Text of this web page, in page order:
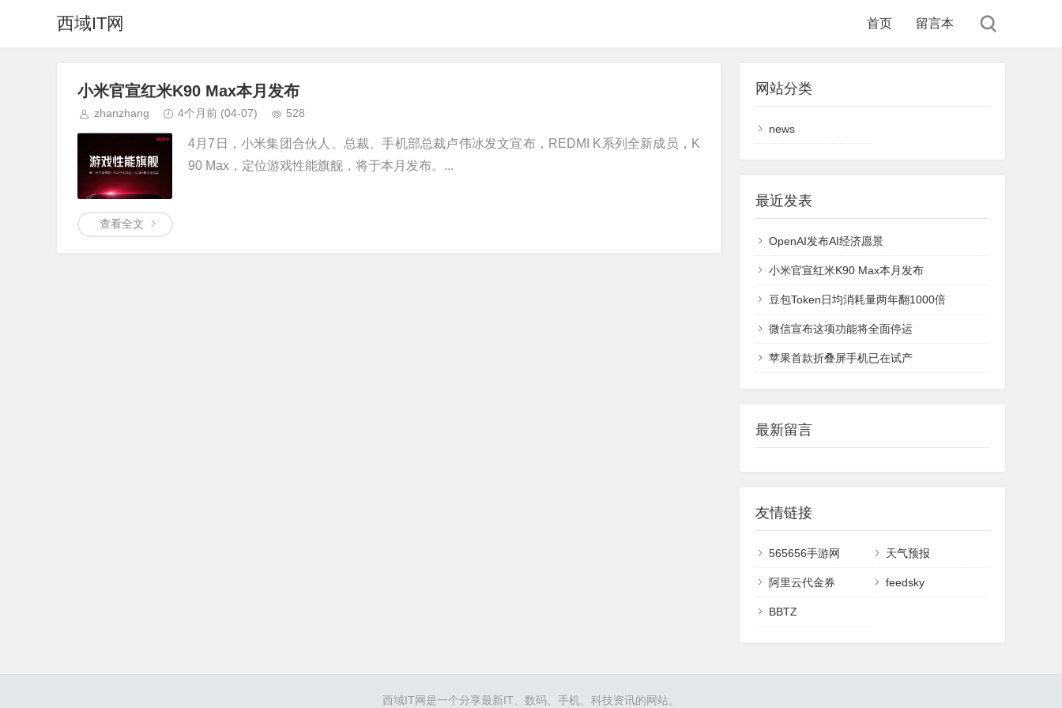
西域IT网 首页 留言本
小米官宣红米K90 Max本月发布
zhanzhang 4个月前 (04-07) 528
4月7日，小米集团合伙人、总裁、手机部总裁卢伟冰发文宣布，REDMI K系列全新成员，K
90 Max，定位游戏性能旗舰，将于本月发布。...
查看全文
网站分类
news
最近发表
OpenAI发布AI经济愿景
小米官宣红米K90 Max本月发布
豆包Token日均消耗量两年翻1000倍
微信宣布这项功能将全面停运
苹果首款折叠屏手机已在试产
最新留言
友情链接
565656手游网 天气预报
阿里云代金券 feedsky
BBTZ
西域IT网是一个分享最新IT、数码、手机、科技资讯的网站。